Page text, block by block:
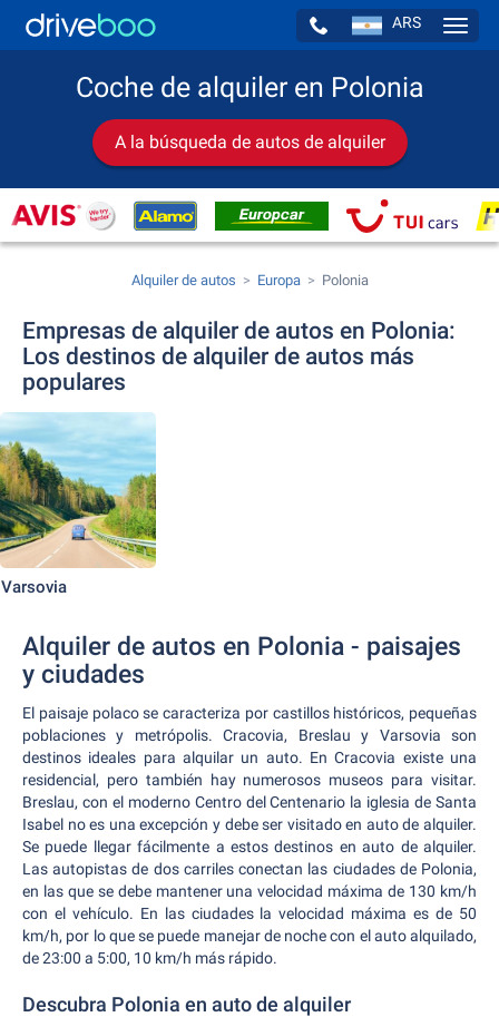
ARS
Coche de alquiler en Polonia
A la búsqueda de autos de alquiler
Alquiler de autos Europa Polonia
Empresas de alquiler de autos en Polonia:
Los destinos de alquiler de autos más
populares
Varsovia
Alquiler de autos en Polonia - paisajes
y ciudades
El paisaje polaco se caracteriza por castillos históricos, pequeñas
poblaciones y metrópolis. Cracovia, Breslau y Varsovia son
destinos ideales para alquilar un auto. En Cracovia existe una
residencial, pero también hay numerosos museos para visitar.
Breslau, con el moderno Centro del Centenario la iglesia de Santa
Isabel no es una excepción y debe ser visitado en auto de alquiler.
Se puede llegar fácilmente a estos destinos en auto de alquiler.
Las autopistas de dos carriles conectan las ciudades de Polonia,
en las que se debe mantener una velocidad máxima de 130 km/h
con el vehículo. En las ciudades la velocidad máxima es de 50
km/h, por lo que se puede manejar de noche con el auto alquilado,
de 23:00 a 5:00, 10 km/h más rápido.
Descubra Polonia en auto de alquiler